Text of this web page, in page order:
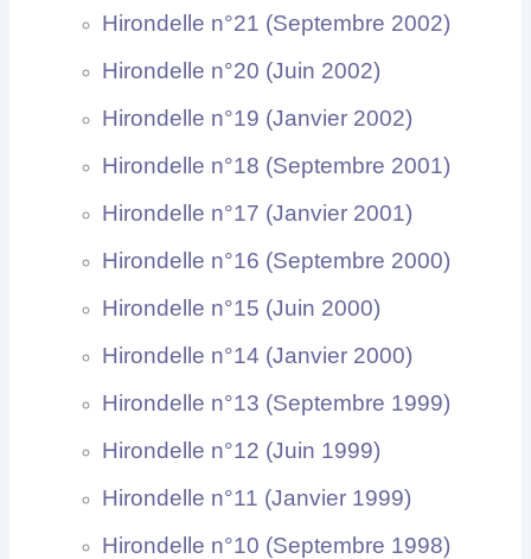
Hirondelle n°21 (Septembre 2002)
Hirondelle n°20 (Juin 2002)
Hirondelle n°19 (Janvier 2002)
Hirondelle n°18 (Septembre 2001)
Hirondelle n°17 (Janvier 2001)
Hirondelle n°16 (Septembre 2000)
Hirondelle n°15 (Juin 2000)
Hirondelle n°14 (Janvier 2000)
Hirondelle n°13 (Septembre 1999)
Hirondelle n°12 (Juin 1999)
Hirondelle n°11 (Janvier 1999)
Hirondelle n°10 (Septembre 1998)